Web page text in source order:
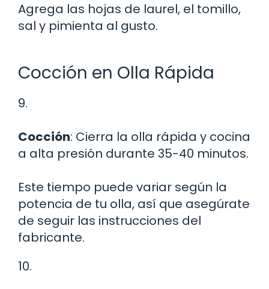
Agrega las hojas de laurel, el tomillo,
sal y pimienta al gusto.
Cocción en Olla Rápida
9.
Cocción: Cierra la olla rápida y cocina
a alta presión durante 35-40 minutos.
Este tiempo puede variar según la
potencia de tu olla, así que asegúrate
de seguir las instrucciones del
fabricante.
10.